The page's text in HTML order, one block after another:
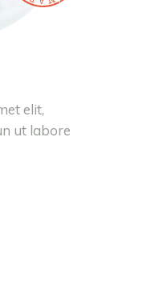
elit,
ut labore